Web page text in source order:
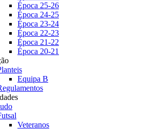
Época 25-26
Época 24-25
Época 23-24
Época 22-23
Época 21-22
Época 20-21
Equipa B
Veteranos